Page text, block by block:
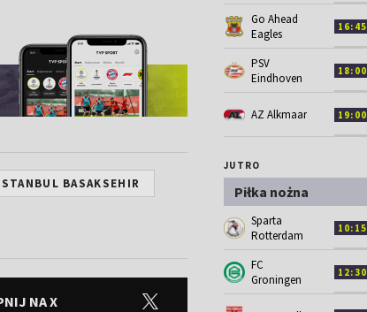
BASAKSEHIR
NA X
Go Ahead
Eagles
16:45
PSV
Eindhoven
18:00
AZ Alkmaar 19:00
JUTRO
Piłka nożna
Sparta
Rotterdam
10:15
FC
Groningen
12:30